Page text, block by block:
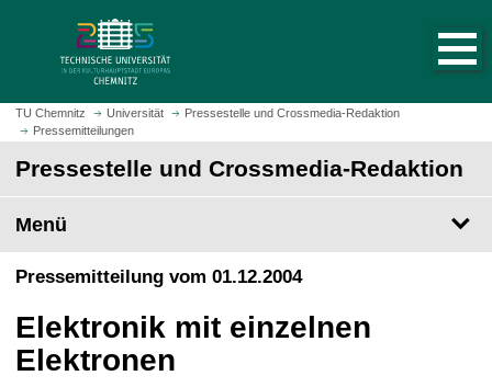
m
H
t
s
i
e
a
u
r
u
f
TU Chemnitz Universität
Pressestelle und Crossmedia-Redaktion
Pressemitteilungen
Pressestelle und Crossmedia-Redaktion
Menü
Pressemitteilung vom 01.12.2004
Elektronik mit einzelnen
Elektronen